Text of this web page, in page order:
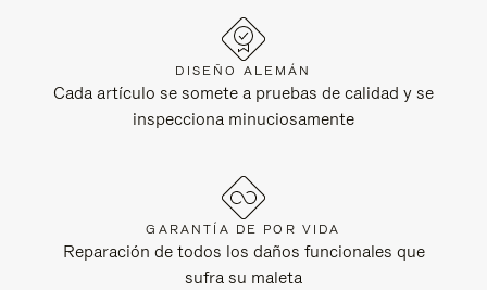
DISEÑO ALEMÁN
Cada artículo se somete a pruebas de calidad y se
inspecciona minuciosamente
GARANTÍA DE POR VIDA
Reparación de todos los daños funcionales que
sufra su maleta